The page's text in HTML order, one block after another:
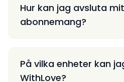
Hur kan jag avsluta
abonnemang?
På vilka enheter kan
WithLove?